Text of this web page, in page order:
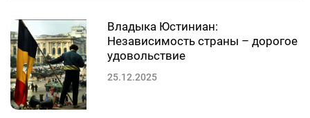
Владыка Юстиниан:
Независимость страны – дорогое
удовольствие
25.12.2025